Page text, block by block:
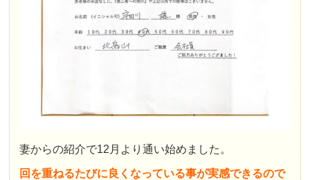
妻からの紹介で12月より通い始めました。
回を重ねるたびに良くなっている事が実感できるので